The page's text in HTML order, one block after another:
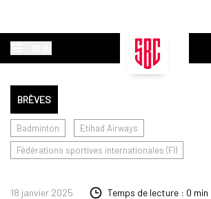
BRÈVES
Badminton
Etihad Airways
Fédérations sportives internationales (FI)
18 janvier 2025 Temps de lecture : 0 min